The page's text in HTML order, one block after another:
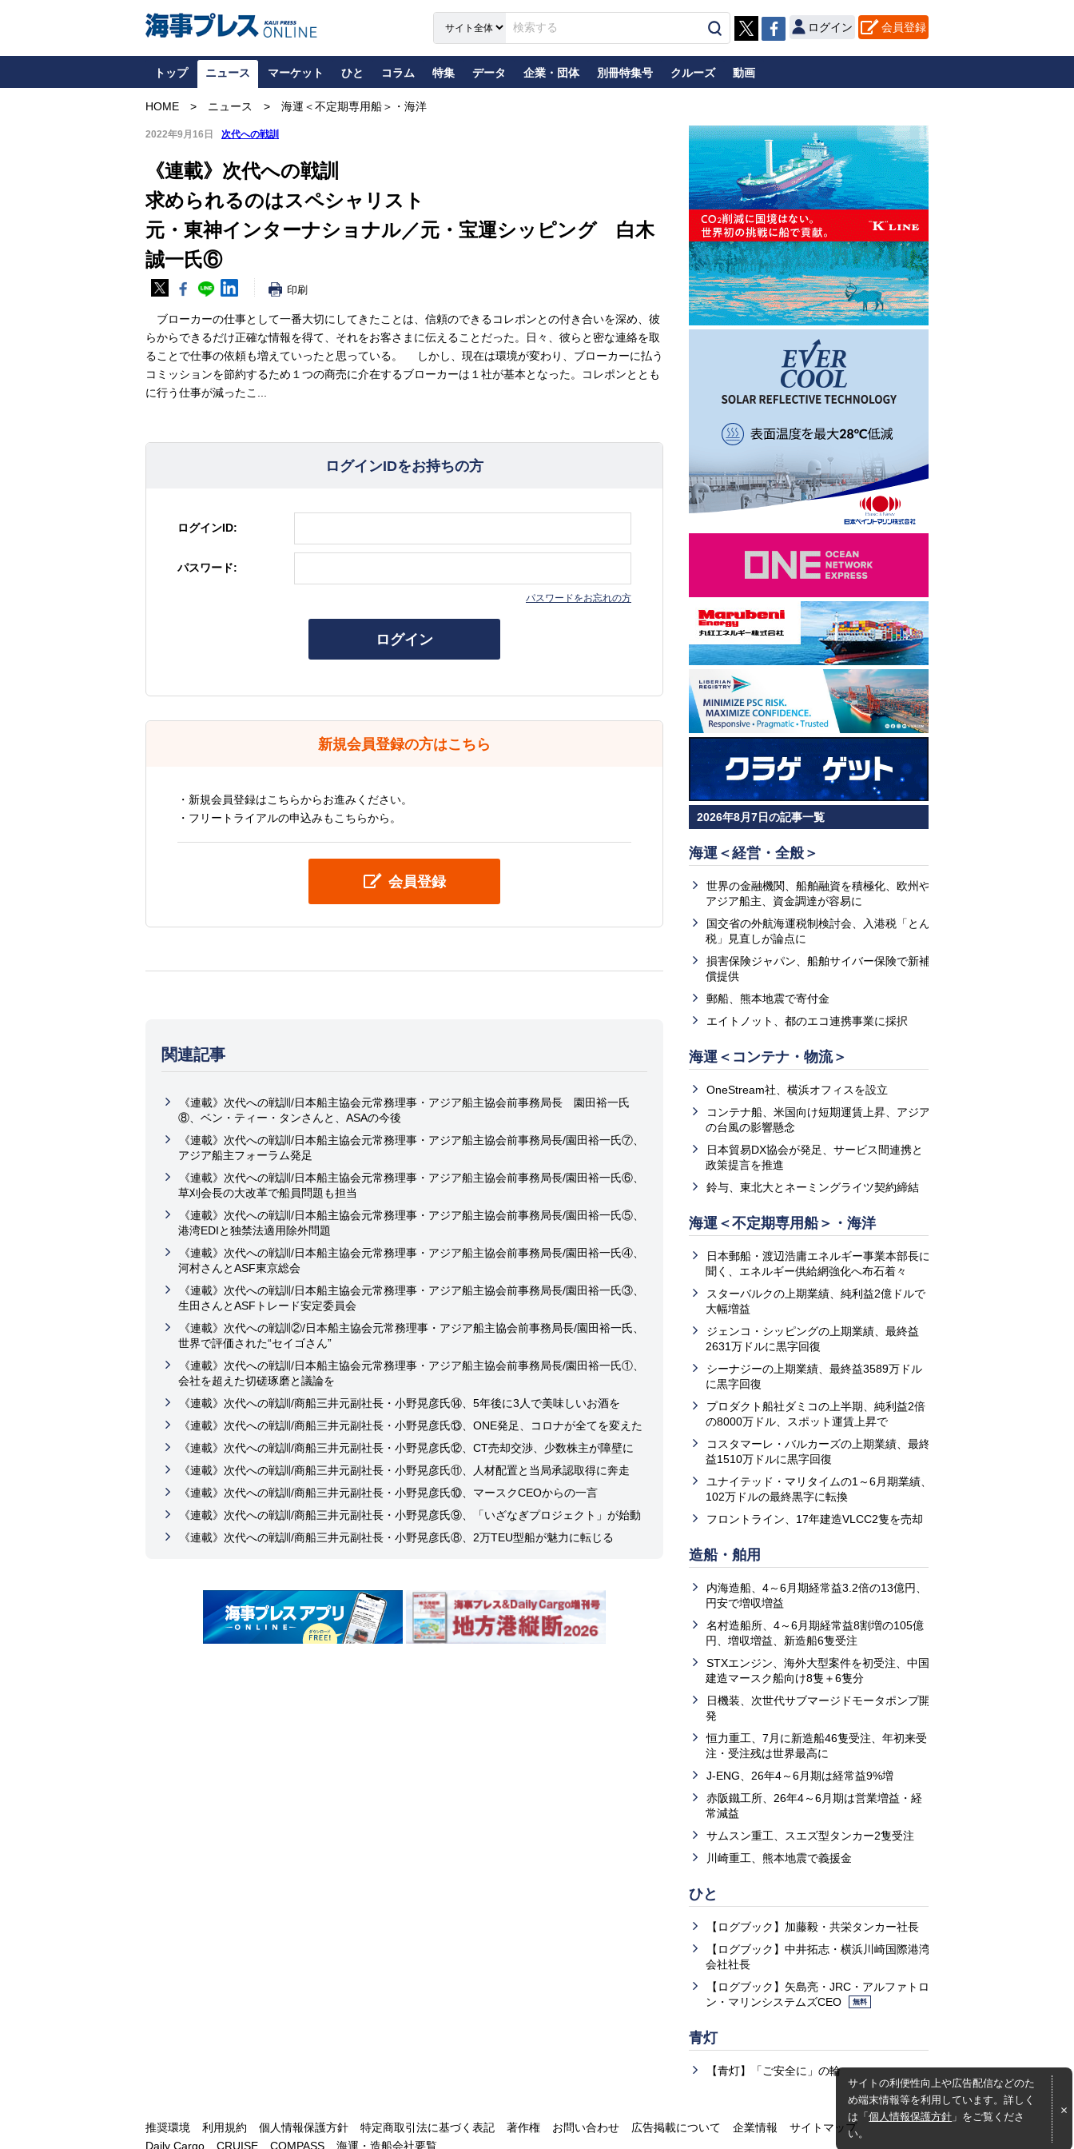
ログイン 会員登録
トップ ニュース マーケット ひと コラム 特集 データ 企業・団体 別冊特集号 クルーズ 動画
HOME ニュース 海運＜不定期専用船＞・海洋
2022年9月16日 次代への戦訓
《連載》次代への戦訓
求められるのはスペシャリスト
元・東神インターナショナル／元・宝運シッピング 白木
誠一氏⑥
印刷
ブローカーの仕事として一番大切にしてきたことは、信頼のできるコレポンとの付き合いを深め、彼
らからできるだけ正確な情報を得て、それをお客さまに伝えることだった。日々、彼らと密な連絡を取
ることで仕事の依頼も増えていったと思っている。 しかし、現在は環境が変わり、ブローカーに払う
コミッションを節約するため１つの商売に介在するブローカーは１社が基本となった。コレポンととも
に行う仕事が減ったこ...
ログインIDをお持ちの方
ログインID:
パスワード:
パスワードをお忘れの方
ログイン
新規会員登録の方はこちら
・新規会員登録はこちらからお進みください。
・フリートライアルの申込みもこちらから。
会員登録
関連記事
《連載》次代への戦訓/日本船主協会元常務理事・アジア船主協会前事務局長 園田裕一氏
⑧、ベン・ティー・タンさんと、ASAの今後
《連載》次代への戦訓/日本船主協会元常務理事・アジア船主協会前事務局長/園田裕一氏⑦、
アジア船主フォーラム発足
《連載》次代への戦訓/日本船主協会元常務理事・アジア船主協会前事務局長/園田裕一氏⑥、
草刈会長の大改革で船員問題も担当
《連載》次代への戦訓/日本船主協会元常務理事・アジア船主協会前事務局長/園田裕一氏⑤、
港湾EDIと独禁法適用除外問題
《連載》次代への戦訓/日本船主協会元常務理事・アジア船主協会前事務局長/園田裕一氏④、
河村さんとASF東京総会
《連載》次代への戦訓/日本船主協会元常務理事・アジア船主協会前事務局長/園田裕一氏③、
生田さんとASFトレード安定委員会
《連載》次代への戦訓②/日本船主協会元常務理事・アジア船主協会前事務局長/園田裕一氏、
世界で評価された“セイゴさん”
《連載》次代への戦訓/日本船主協会元常務理事・アジア船主協会前事務局長/園田裕一氏①、
会社を超えた切磋琢磨と議論を
《連載》次代への戦訓/商船三井元副社長・小野晃彦氏⑭、5年後に3人で美味しいお酒を
《連載》次代への戦訓/商船三井元副社長・小野晃彦氏⑬、ONE発足、コロナが全てを変えた
《連載》次代への戦訓/商船三井元副社長・小野晃彦氏⑫、CT売却交渉、少数株主が障壁に
《連載》次代への戦訓/商船三井元副社長・小野晃彦氏⑪、人材配置と当局承認取得に奔走
《連載》次代への戦訓/商船三井元副社長・小野晃彦氏⑩、マースクCEOからの一言
《連載》次代への戦訓/商船三井元副社長・小野晃彦氏⑨、「いざなぎプロジェクト」が始動
《連載》次代への戦訓/商船三井元副社長・小野晃彦氏⑧、2万TEU型船が魅力に転じる
2026年8月7日の記事一覧
海運＜経営・全般＞
世界の金融機関、船舶融資を積極化、欧州や
アジア船主、資金調達が容易に
国交省の外航海運税制検討会、入港税「とん
税」見直しが論点に
損害保険ジャパン、船舶サイバー保険で新補
償提供
郵船、熊本地震で寄付金
エイトノット、都のエコ連携事業に採択
海運＜コンテナ・物流＞
OneStream社、横浜オフィスを設立
コンテナ船、米国向け短期運賃上昇、アジア
の台風の影響懸念
日本貿易DX協会が発足、サービス間連携と
政策提言を推進
鈴与、東北大とネーミングライツ契約締結
海運＜不定期専用船＞・海洋
日本郵船・渡辺浩庸エネルギー事業本部長に
聞く、エネルギー供給網強化へ布石着々
スターバルクの上期業績、純利益2億ドルで
大幅増益
ジェンコ・シッピングの上期業績、最終益
2631万ドルに黒字回復
シーナジーの上期業績、最終益3589万ドル
に黒字回復
プロダクト船社ダミコの上半期、純利益2倍
の8000万ドル、スポット運賃上昇で
コスタマーレ・バルカーズの上期業績、最終
益1510万ドルに黒字回復
ユナイテッド・マリタイムの1～6月期業績、
102万ドルの最終黒字に転換
フロントライン、17年建造VLCC2隻を売却
造船・舶用
内海造船、4～6月期経常益3.2倍の13億円、
円安で増収増益
名村造船所、4～6月期経常益8割増の105億
円、増収増益、新造船6隻受注
STXエンジン、海外大型案件を初受注、中国
建造マースク船向け8隻＋6隻分
日機装、次世代サブマージドモータポンプ開
発
恒力重工、7月に新造船46隻受注、年初来受
注・受注残は世界最高に
J-ENG、26年4～6月期は経常益9%増
赤阪鐵工所、26年4～6月期は営業増益・経
常減益
サムスン重工、スエズ型タンカー2隻受注
川崎重工、熊本地震で義援金
ひと
【ログブック】加藤毅・共栄タンカー社長
【ログブック】中井拓志・横浜川崎国際港湾
会社社長
【ログブック】矢島亮・JRC・アルファトロ
ン・マリンシステムズCEO
無料
青灯
【青灯】「ご安全に」の輪
サイトの利便性向上や広告配信などのた
め端末情報等を利用しています。詳しく
は「個人情報保護方針 」をご覧くださ
い。
推奨環境 利用規約 個人情報保護方針 特定商取引法に基づく表記 著作権 お問い合わせ 広告掲載について 企業情報
サイトマップ
Daily Cargo
CRUISE COMPASS 海運・造船会社要覧